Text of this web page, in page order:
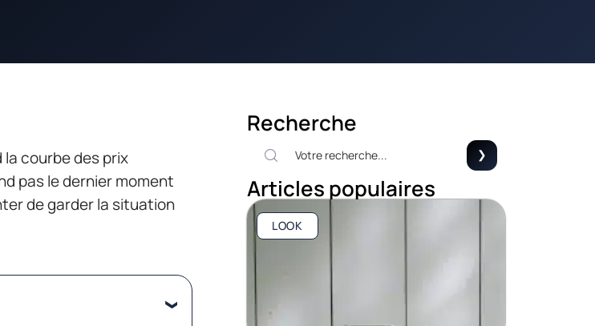
la courbe des prix
pas le dernier moment
de garder la situation
Recherche
Articles populaires
LOOK